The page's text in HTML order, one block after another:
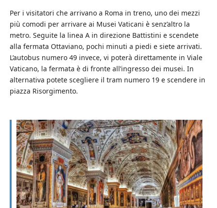
Per i visitatori che arrivano a Roma in treno, uno dei mezzi
più comodi per arrivare ai Musei Vaticani è senz’altro la
metro. Seguite la linea A in direzione Battistini e scendete
alla fermata Ottaviano, pochi minuti a piedi e siete arrivati.
L’autobus numero 49 invece, vi poterà direttamente in Viale
Vaticano, la fermata è di fronte all’ingresso dei musei. In
alternativa potete scegliere il tram numero 19 e scendere in
piazza Risorgimento.